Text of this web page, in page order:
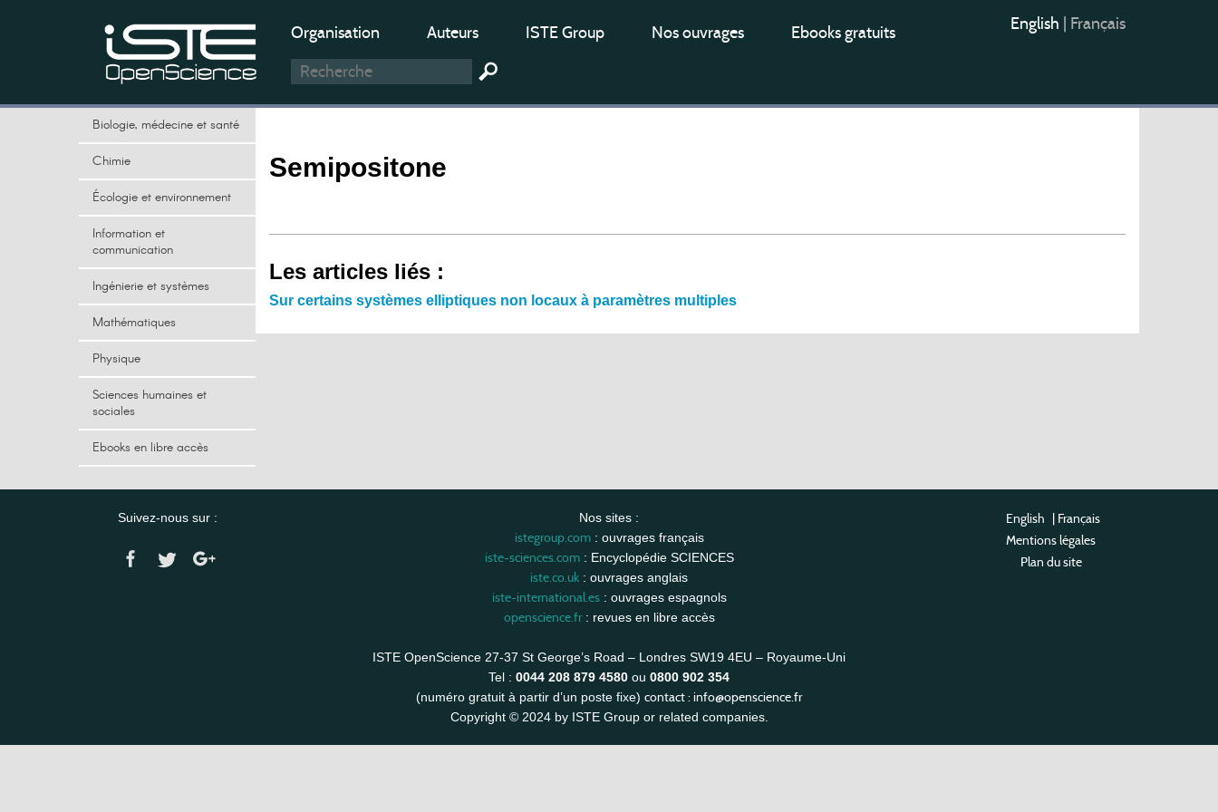
Organisation Auteurs ISTE Group Nos ouvrages Ebooks gratuits English Français
Biologie, médecine et santé
Chimie
Écologie et environnement
Information et
communication
Ingénierie et systèmes
Mathématiques
Physique
Sciences humaines et
sociales
Ebooks en libre accès
Semipositone
Les articles liés :
Sur certains systèmes elliptiques non locaux à paramètres multiples
Suivez-nous sur : Nos sites :
istegroup.com: ouvrages français
iste-sciences.com: Encyclopédie SCIENCES
iste.co.uk : ouvrages anglais
iste-international.es: ouvrages espagnols
openscience.fr: revues en libre accès
ISTE OpenScience 27-37 St George’s Road – Londres SW19 4EU – Royaume-Uni
Tel : 0044 208 879 4580 ou 0800 902 354
(numéro gratuit à partir d’un poste fixe) contact : info@openscience.fr
Copyright © 2024 by ISTE Group or related companies.
English | Français
Mentions légales
Plan du site